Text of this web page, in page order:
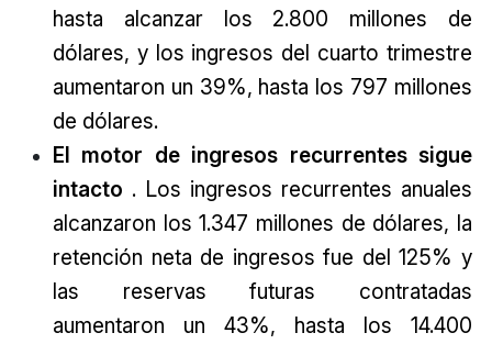
hasta alcanzar los 2.800 millones de
dólares, y los ingresos del cuarto trimestre
aumentaron un 39%, hasta los 797 millones
de dólares.
El motor de ingresos recurrentes sigue
intacto . Los ingresos recurrentes anuales
alcanzaron los 1.347 millones de dólares, la
retención neta de ingresos fue del 125% y
las reservas futuras contratadas
aumentaron un 43%, hasta los 14.400